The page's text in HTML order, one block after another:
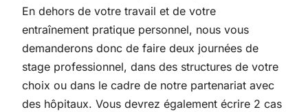
En dehors de votre travail et de votre
entraînement pratique personnel, nous vous
demanderons donc de faire deux journées de
stage professionnel, dans des structures de votre
choix ou dans le cadre de notre partenariat avec
des hôpitaux. Vous devrez également écrire 2 cas